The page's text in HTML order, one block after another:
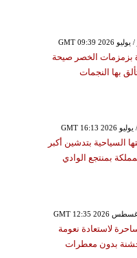
بزمزمات الخصر صيحة
بها النجمات
السياحية بتدشين أكبر
بمنتجع الوادي
لاستعادة نعومة
بدون معطرات